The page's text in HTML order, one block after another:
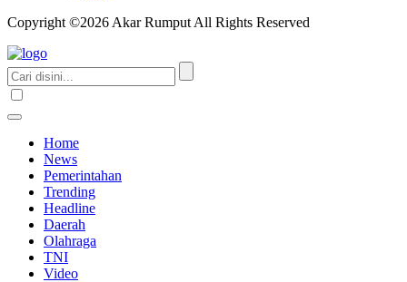
Copyright ©2026 Akar Rumput All Rights Reserved
Home
News
Pemerintahan
Trending
Headline
Daerah
Olahraga
TNI
Video